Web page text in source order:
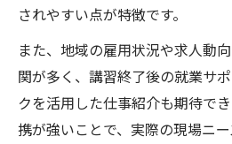
されやすい点が特徴です。
また、地域の雇用状況や求人動
関が多く、講習終了後の就業サ
クを活用した仕事紹介も期待で
携が強いことで、実際の現場ニ